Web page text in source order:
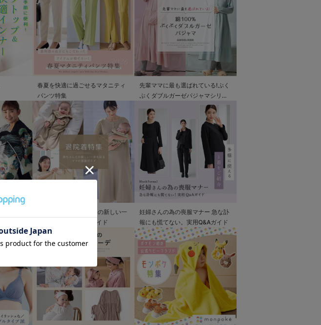
春夏を快適に過ごせるマタニティ
パンツ特集
先輩ママに最も選ばれている!ぷく
ぷくダブルガーゼパジャマシリー
退院着特集 赤ちゃんとの新しい一
歩を彩るママの服装ガイド
妊婦さんの為の喪服マナー 急な訃
報にも慌てない。実用Q&Aガイド